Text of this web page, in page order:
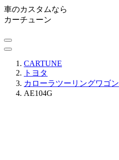
車のカスタムなら
カーチューン
CARTUNE
トヨタ
カローラツーリングワゴン
AE104G